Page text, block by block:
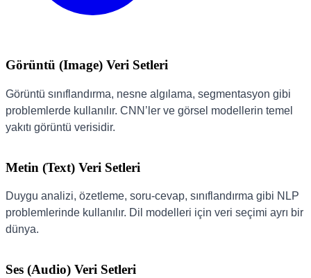
Görüntü (Image) Veri Setleri
Görüntü sınıflandırma, nesne algılama, segmentasyon gibi
problemlerde kullanılır. CNN’ler ve görsel modellerin temel
yakıtı görüntü verisidir.
Metin (Text) Veri Setleri
Duygu analizi, özetleme, soru-cevap, sınıflandırma gibi NLP
problemlerinde kullanılır. Dil modelleri için veri seçimi ayrı bir
dünya.
Ses (Audio) Veri Setleri